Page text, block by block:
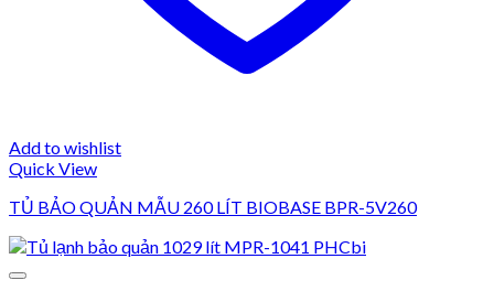
Add to wishlist
Quick View
TỦ BẢO QUẢN MẪU 260 LÍT BIOBASE BPR-5V260